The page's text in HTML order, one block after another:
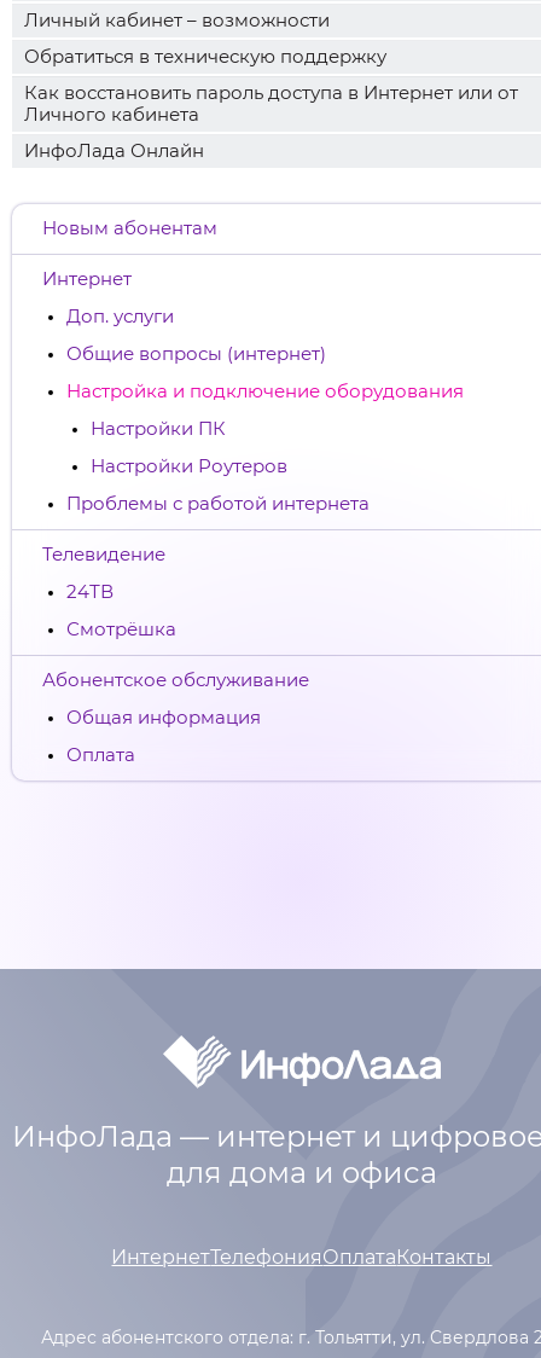
Новым абонентам
Интернет
Доп. услуги
Общие вопросы (интернет)
Настройка и подключение оборудования
Настройки ПК
Настройки Роутеров
Проблемы с работой интернета
Телевидение
24ТВ
Смотрёшка
Абонентское обслуживание
Общая информация
Оплата
Личный кабинет – возможности
Обратиться в техническую поддержку
Как восстановить пароль доступа в Интернет или от
Личного кабинета
ИнфоЛада Онлайн
ИнфоЛада — интернет и
для дома и офиса
ИнтернетТелефонияОплатаКонтакты
Адрес абонентского отдела: г. Тольятти, ул. Свердлова